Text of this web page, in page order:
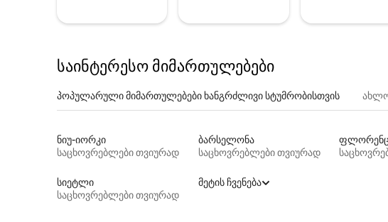
საინტერესო მიმართულებები
პოპულარული მიმართულებები ხანგრძლივი სტუმრობისთვის
ნიუ-იორკი
საცხოვრებლები თვიურად
ბარსელონა
საცხოვრებლები თვიურად
სიეტლი
საცხოვრებლები თვიურად
მეტის ჩვენება